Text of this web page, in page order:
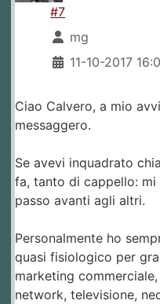
#7
mg
11-10-2017
Ciao Calvero, a mio
messaggero.
Se avevi inquadrato
fa, tanto di cappello: mi
passo avanti agli altri.
Personalmente ho
quasi fisiologico per
marketing
network, televisione,